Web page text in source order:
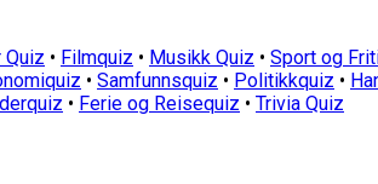
Quiz • Filmquiz • Musikk Quiz • Sport og
• Samfunnsquiz • Politikkquiz •
• Ferie og Reisequiz • Trivia Quiz